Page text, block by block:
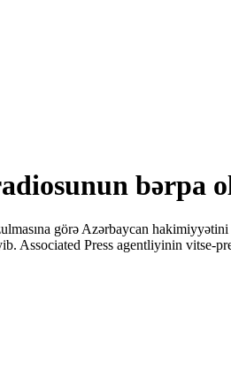
bərpa
görə Azərbaycan
Associated Press agentliyinin vitse-